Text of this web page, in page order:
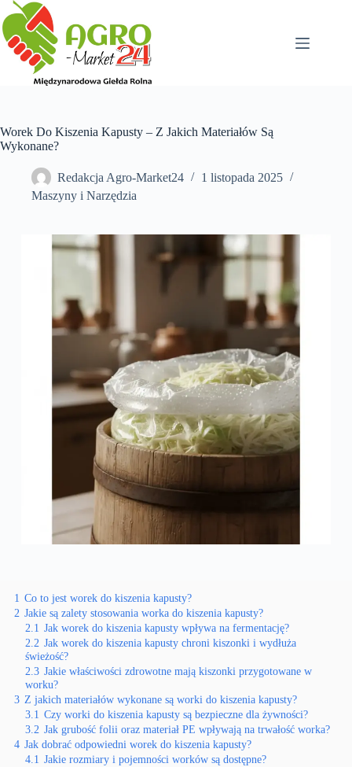
Przejdź
do
treści
Worek Do Kiszenia Kapusty – Z Jakich Materiałów Są
Wykonane?
Redakcja Agro-Market24
1 listopada 2025
Maszyny i Narzędzia
1 Co to jest worek do kiszenia kapusty?
2 Jakie są zalety stosowania worka do kiszenia kapusty?
2.1 Jak worek do kiszenia kapusty wpływa na fermentację?
2.2 Jak worek do kiszenia kapusty chroni kiszonki i wydłuża
świeżość?
2.3 Jakie właściwości zdrowotne mają kiszonki przygotowane w
worku?
3 Z jakich materiałów wykonane są worki do kiszenia kapusty?
3.1 Czy worki do kiszenia kapusty są bezpieczne dla żywności?
3.2 Jak grubość folii oraz materiał PE wpływają na trwałość worka?
4 Jak dobrać odpowiedni worek do kiszenia kapusty?
4.1 Jakie rozmiary i pojemności worków są dostępne?